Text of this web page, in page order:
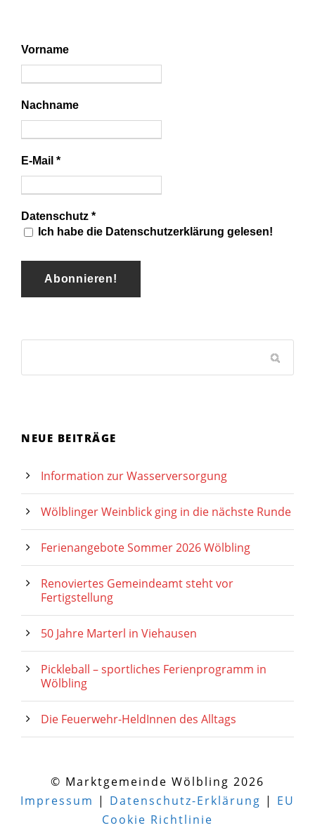
Vorname
Nachname
E-Mail *
Datenschutz *
Ich habe die Datenschutzerklärung gelesen!
NEUE BEITRÄGE
Information zur Wasserversorgung
Wölblinger Weinblick ging in die nächste Runde
Ferienangebote Sommer 2026 Wölbling
Renoviertes Gemeindeamt steht vor
Fertigstellung
50 Jahre Marterl in Viehausen
Pickleball – sportliches Ferienprogramm in
Wölbling
Die Feuerwehr-HeldInnen des Alltags
© Marktgemeinde Wölbling 2026
Impressum | Datenschutz-Erklärung | EU
Cookie Richtlinie